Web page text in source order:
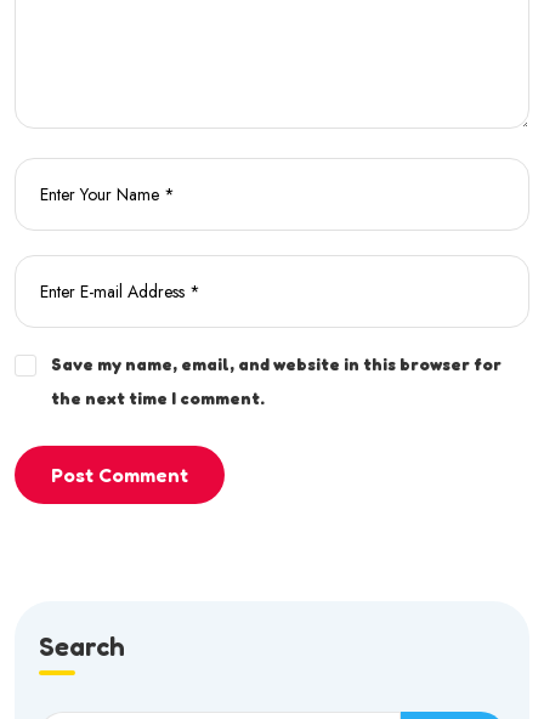
Save my name, email, and website in this browser for
the next time I comment.
Post Comment
Search